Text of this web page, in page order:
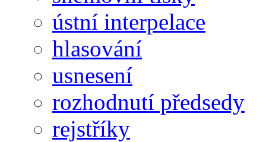
ústní interpelace
hlasování
usnesení
rozhodnutí předsedy
rejstříky